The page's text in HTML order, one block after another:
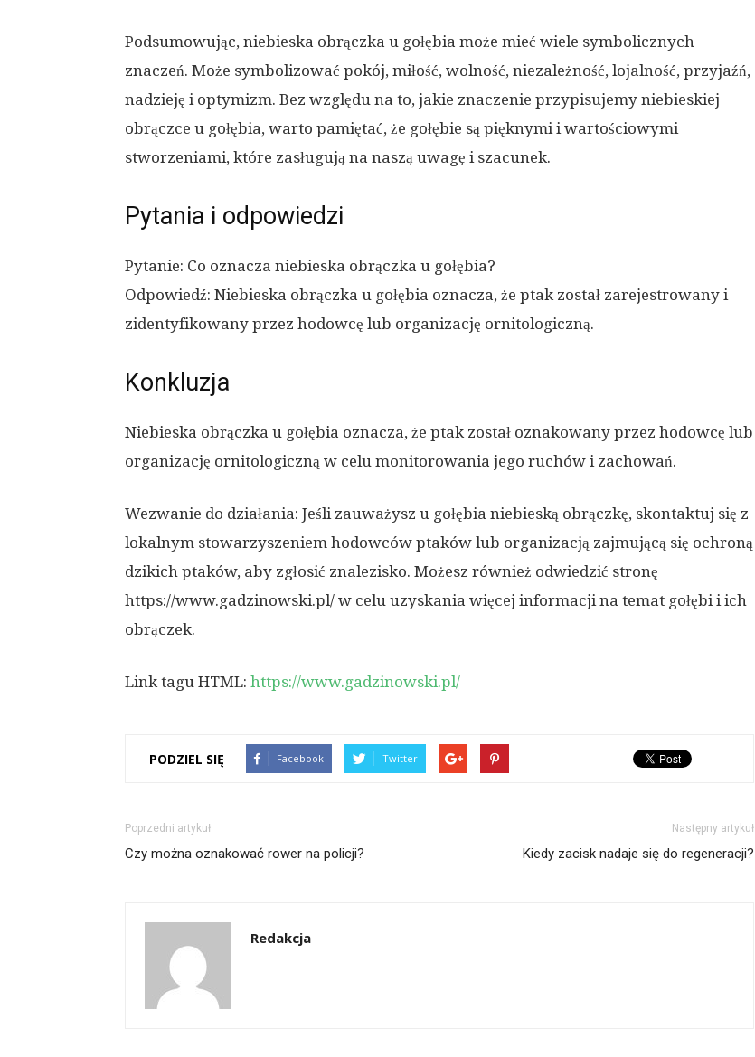
Podsumowując, niebieska obrączka u gołębia może mieć wiele symbolicznych
znaczeń. Może symbolizować pokój, miłość, wolność, niezależność, lojalność, przyjaźń,
nadzieję i optymizm. Bez względu na to, jakie znaczenie przypisujemy niebieskiej
obrączce u gołębia, warto pamiętać, że gołębie są pięknymi i wartościowymi
stworzeniami, które zasługują na naszą uwagę i szacunek.
Pytania i odpowiedzi
Pytanie: Co oznacza niebieska obrączka u gołębia?
Odpowiedź: Niebieska obrączka u gołębia oznacza, że ptak został zarejestrowany i
zidentyfikowany przez hodowcę lub organizację ornitologiczną.
Konkluzja
Niebieska obrączka u gołębia oznacza, że ptak został oznakowany przez hodowcę lub
organizację ornitologiczną w celu monitorowania jego ruchów i zachowań.
Wezwanie do działania: Jeśli zauważysz u gołębia niebieską obrączkę, skontaktuj się z
lokalnym stowarzyszeniem hodowców ptaków lub organizacją zajmującą się ochroną
dzikich ptaków, aby zgłosić znalezisko. Możesz również odwiedzić stronę
https://www.gadzinowski.pl/ w celu uzyskania więcej informacji na temat gołębi i ich
obrączek.
Link tagu HTML: https://www.gadzinowski.pl/
PODZIEL SIĘ Facebook Twitter
Poprzedni artykuł
Czy można oznakować rower na policji?
Następny artykuł
Kiedy zacisk nadaje się do regeneracji?
Redakcja